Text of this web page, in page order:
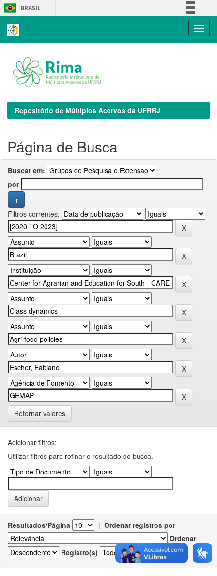
Skip
navigation
BRASIL
Repositório de Múltiplos Acervos da UFRRJ
Página de Busca
Buscar em:
por
Filtros correntes:
Retornar valores
Adicionar filtros:
Utilizar filtros para refinar o resultado de busca.
Resultados/Página | Ordenar registros por
Ordenar
Registro(s)